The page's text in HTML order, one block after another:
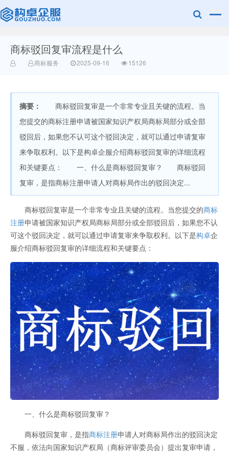
赣州乐融知识
产权有限公司
商标驳回复审流程是什么
商标服务 2025-09-16 15126
摘要：
商标驳回复审是一个非常专业且关键的流程。当
您提交的商标注册申请被国家知识产权局商标局部分或全部
驳回后，如果您不认可这个驳回决定，就可以通过申请复审
来争取权利。以下是构卓企服介绍商标驳回复审的详细流程
和关键要点： 一、什么是商标驳回复审？ 商标驳回
复审，是指商标注册申请人对商标局作出的驳回决定...
商标驳回复审是一个非常专业且关键的流程。当您提交的商标
注册申请被国家知识产权局商标局部分或全部驳回后，如果您不认
可这个驳回决定，就可以通过申请复审来争取权利。以下是构卓企
服介绍商标驳回复审的详细流程和关键要点：
一、什么是商标驳回复审？
商标驳回复审，是指商标注册申请人对商标局作出的驳回决定
不服，依法向国家知识产权局（商标评审委员会）提出复审申请，